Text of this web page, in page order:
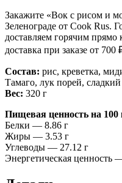
Закажите «Вок с рисом и
Зеленограде от Cook Rus.
доставляем горячим прямо
доставка при заказе от 700
Состав: рис, креветка,
Тамаго, лук порей,
Вес: 320 г
Пищевая ценность на 100
Белки — 8.86 г
Жиры — 3.53 г
Углеводы — 27.12 г
Энергетическая ценность